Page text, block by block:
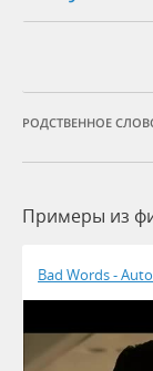
РОДСТВЕННОЕ
Примеры из
Bad Words -